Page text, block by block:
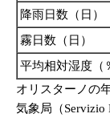
降雨日数（日）
霧日数（日）
平均相対湿度（
オリスターノの
気象局（Servizio